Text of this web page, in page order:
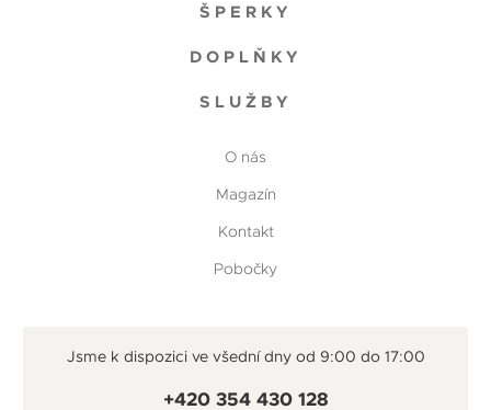
ŠPERKY
DOPLŇKY
SLUŽBY
O nás
Magazín
Kontakt
Pobočky
Jsme k dispozici ve všední dny od 9:00 do 17:00
+420 354 430 128